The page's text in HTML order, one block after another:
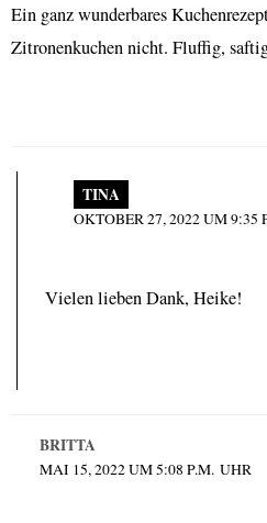
Ein ganz wunderbares
Zitronenkuchen nicht. Fluffig,
TINA
OKTOBER 27, 2022 UM 9:35
Vielen lieben Dank, Heike!
BRITTA
MAI 15, 2022 UM 5:08 P.M. UHR